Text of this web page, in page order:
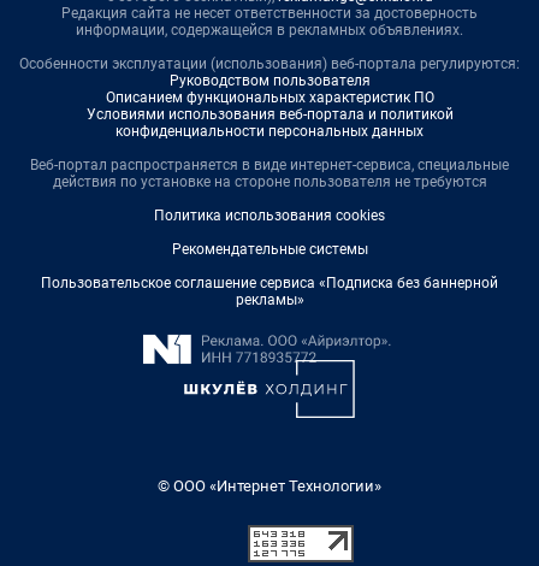
Редакция сайта не несет ответственности за достоверность
информации, содержащейся в рекламных объявлениях.
Особенности эксплуатации (использования) веб-портала регулируются:
Руководством пользователя
Описанием функциональных характеристик ПО
Условиями использования веб-портала и политикой
конфиденциальности персональных данных
Веб-портал распространяется в виде интернет-сервиса, специальные
действия по установке на стороне пользователя не требуются
Политика использования cookies
Рекомендательные системы
Пользовательское соглашение сервиса «Подписка без баннерной
рекламы»
© ООО «Интернет Технологии»